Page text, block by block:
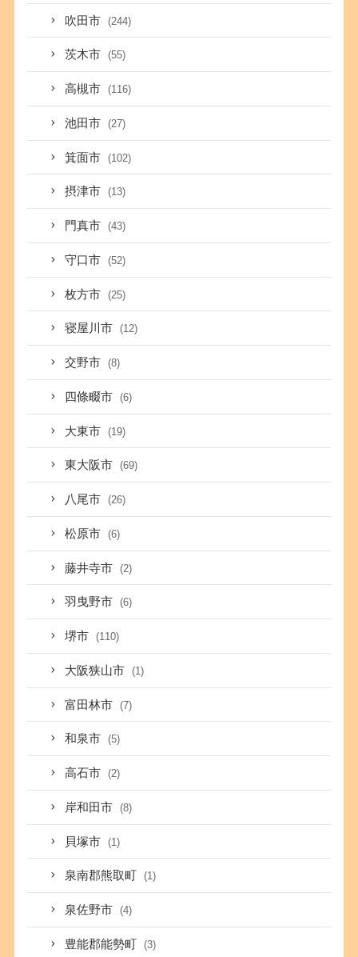
吹田市 (244)
茨木市 (55)
高槻市 (116)
池田市 (27)
箕面市 (102)
摂津市 (13)
門真市 (43)
守口市 (52)
枚方市 (25)
寝屋川市 (12)
交野市 (8)
四條畷市 (6)
大東市 (19)
東大阪市 (69)
八尾市 (26)
松原市 (6)
藤井寺市 (2)
羽曳野市 (6)
堺市 (110)
大阪狭山市 (1)
富田林市 (7)
和泉市 (5)
高石市 (2)
岸和田市 (8)
貝塚市 (1)
泉南郡熊取町 (1)
泉佐野市 (4)
豊能郡能勢町 (3)